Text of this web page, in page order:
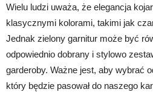
Wielu ludzi uważa, że elegancja
klasycznymi kolorami, takimi jak
Jednak zielony garnitur może być
odpowiednio dobrany i stylowo
garderoby. Ważne jest, aby wybrać
który będzie pasował do naszego